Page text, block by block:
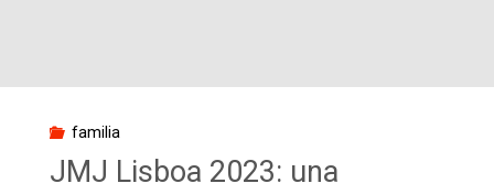
familia
JMJ Lisboa 2023: una